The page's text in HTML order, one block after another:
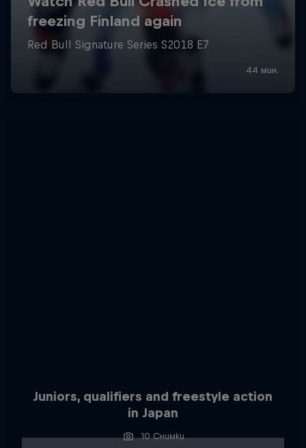
Juniors, qualifiers and freestyle action
in Japan
10 Снимки